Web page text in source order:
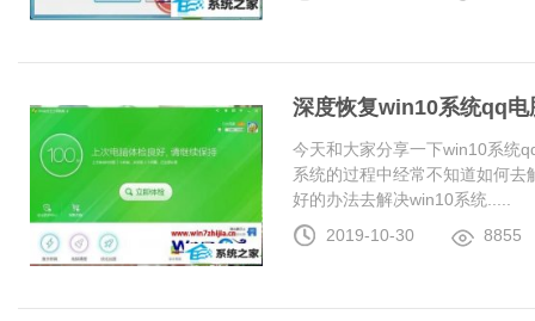
深度恢复win10系统qq
今天和大家分享一下win10系统
系统的过程中经常不知道如何
好的办法去解决win10系统.....
2019-10-30
8855